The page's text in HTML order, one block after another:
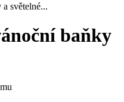
světelné...
baňky